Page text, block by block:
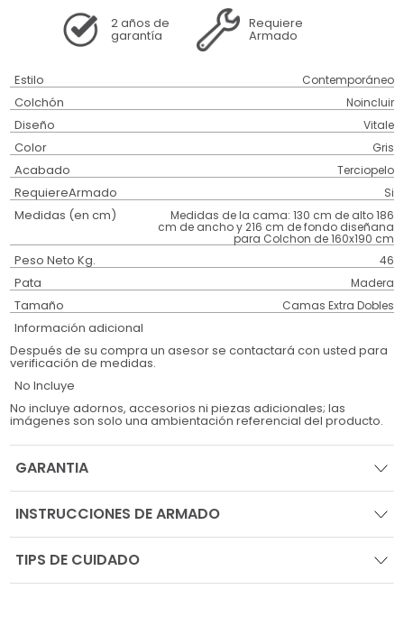
2 años de
garantía
Requiere
Armado
Estilo Contemporáneo
Colchón Noincluir
Diseño Vitale
Color Gris
Acabado Terciopelo
RequiereArmado Si
Medidas (en cm) Medidas de la cama: 130 cm de alto 186
cm de ancho y 216 cm de fondo diseñana
para Colchon de 160x190 cm
Peso Neto Kg. 46
Pata Madera
Tamaño Camas Extra Dobles
Información adicional
Después de su compra un asesor se contactará con usted para
verificación de medidas.
No Incluye
No incluye adornos, accesorios ni piezas adicionales; las
imágenes son solo una ambientación referencial del producto.
GARANTIA
INSTRUCCIONES DE ARMADO
TIPS DE CUIDADO